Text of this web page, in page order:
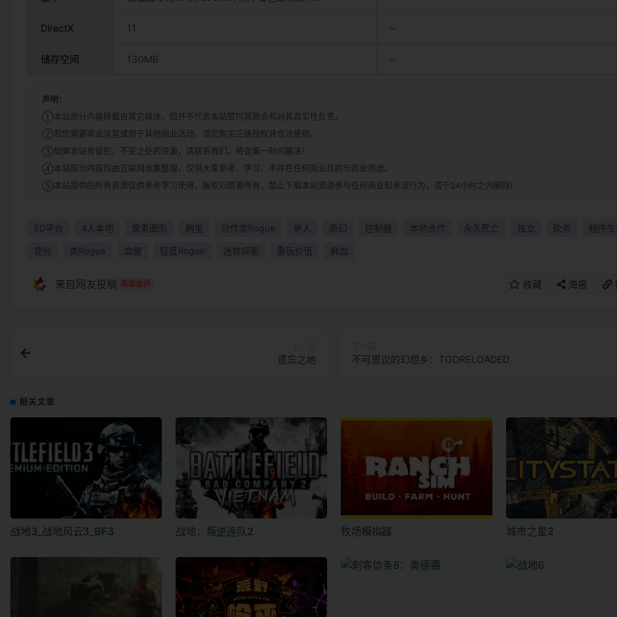
DirectX 11 –
储存空间 130MB –
声明：
①本站部分内容转载自其它媒体，但并不代表本站赞同其观点和对其真实性负责。
②若您需要商业运营或用于其他商业活动，请您购买正版授权并合法使用。
③如果本站有侵犯、不妥之处的资源，请联系我们。将会第一时间解决！
④本站部分内容均由互联网收集整理，仅供大家参考、学习，不存在任何商业目的与商业用途。
⑤本站提供的所有资源仅供参考学习使用，版权归原著所有，禁止下载本站资源参与任何商业和非法行为，请于24小时之内删除!
2D平台 4人本地 像素图形 刷宝 动作类Rogue 单人 奇幻 控制器 本地合作 永久死亡 独立 砍杀 程序
竞分 类Rogue 血腥 轻度Rogue 迷宫探索 重玩价值 鲜血
来自网友投稿 高级会员 收藏 海报
遗忘之地 不可思议的幻想乡：TODRELOADED
相关文章
战地3_战地风云3_BF3 战地：叛逆连队2 牧场模拟器 城市之星2